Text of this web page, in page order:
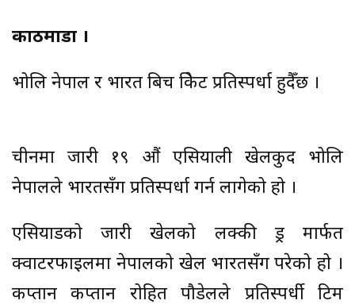
काठमाडौं ।
भोलि नेपाल र भारत बिच क्रिकेट प्रतिस्पर्धा हुदैँछ ।
चीनमा जारी १९ औं एसियाली खेलकुद भोलि
नेपालले भारतसँग प्रतिस्पर्धा गर्न लागेको हो ।
एसियाडको जारी खेलको लक्की ड्र मार्फत
क्वाटरफाइलमा नेपालको खेल भारतसँग परेको हो ।
कप्तान कप्तान रोहित पौडेलले प्रतिस्पर्धी टिम